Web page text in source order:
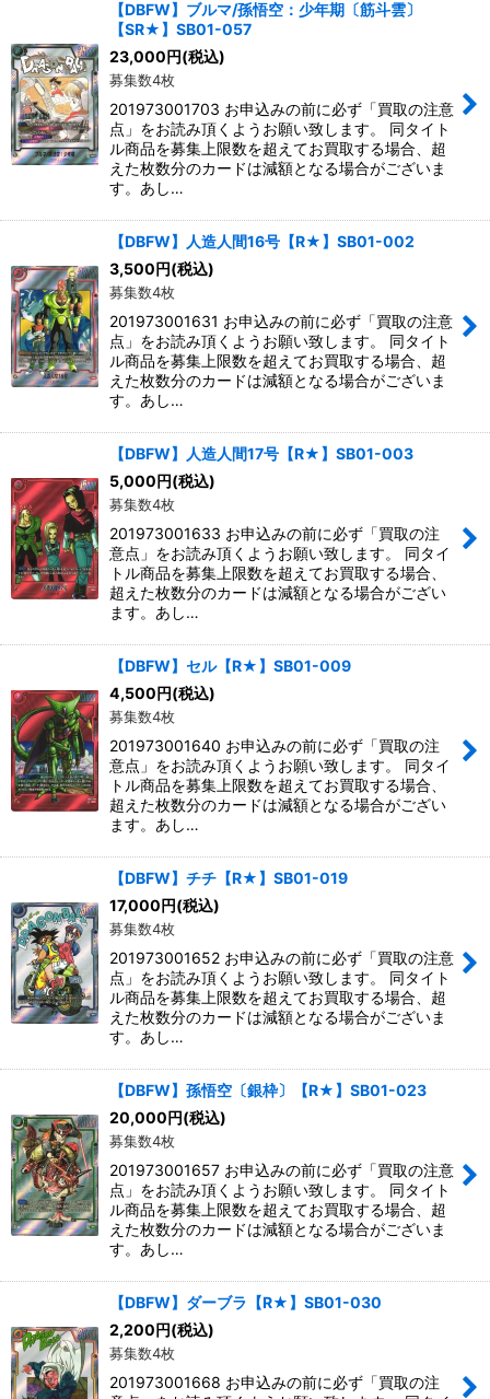
【DBFW】ブルマ/孫悟空：少年期〔筋斗雲〕
【SR★】SB01-057
23,000円(税込)
募集数4枚
201973001703 お申込みの前に必ず「買取の注意
点」をお読み頂くようお願い致します。 同タイト
ル商品を募集上限数を超えてお買取する場合、超
えた枚数分のカードは減額となる場合がございま
す。あし…
【DBFW】人造人間16号【R★】SB01-002
3,500円(税込)
募集数4枚
201973001631 お申込みの前に必ず「買取の注意
点」をお読み頂くようお願い致します。 同タイト
ル商品を募集上限数を超えてお買取する場合、超
えた枚数分のカードは減額となる場合がございま
す。あし…
【DBFW】人造人間17号【R★】SB01-003
5,000円(税込)
募集数4枚
201973001633 お申込みの前に必ず「買取の注
意点」をお読み頂くようお願い致します。 同タイ
トル商品を募集上限数を超えてお買取する場合、
超えた枚数分のカードは減額となる場合がござい
ます。あし…
【DBFW】セル【R★】SB01-009
4,500円(税込)
募集数4枚
201973001640 お申込みの前に必ず「買取の注
意点」をお読み頂くようお願い致します。 同タイ
トル商品を募集上限数を超えてお買取する場合、
超えた枚数分のカードは減額となる場合がござい
ます。あし…
【DBFW】チチ【R★】SB01-019
17,000円(税込)
募集数4枚
201973001652 お申込みの前に必ず「買取の注意
点」をお読み頂くようお願い致します。 同タイト
ル商品を募集上限数を超えてお買取する場合、超
えた枚数分のカードは減額となる場合がございま
す。あし…
【DBFW】孫悟空〔銀枠〕【R★】SB01-023
20,000円(税込)
募集数4枚
201973001657 お申込みの前に必ず「買取の注意
点」をお読み頂くようお願い致します。 同タイト
ル商品を募集上限数を超えてお買取する場合、超
えた枚数分のカードは減額となる場合がございま
す。あし…
【DBFW】ダーブラ【R★】SB01-030
2,200円(税込)
募集数4枚
201973001668 お申込みの前に必ず「買取の注